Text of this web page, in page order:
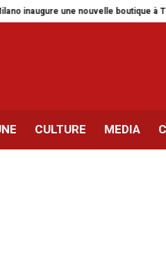
une nouvelle boutique à Tunis-
CULTURE MEDIA